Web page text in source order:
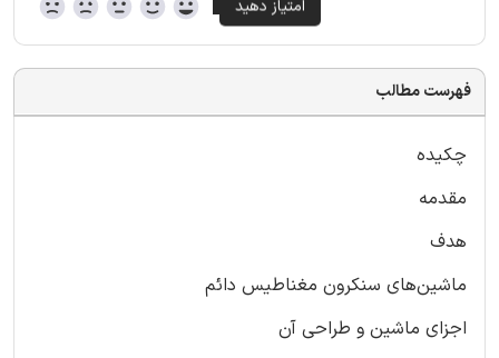
فهرست مطالب
چکیده
مقدمه
هدف
ماشین‌های سنکرون مغناطیس دائم
اجزای ماشین و طراحی آن